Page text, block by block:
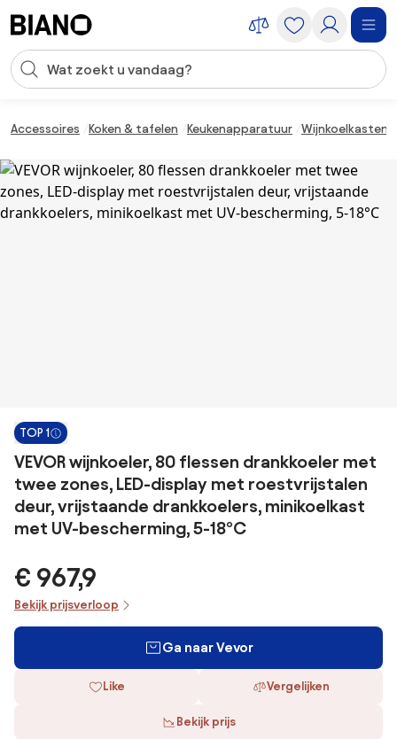
Zoekopdracht invoeren
Accessoires Koken & tafelen Keukenapparatuur Wijnkoelkasten
TOP 1
VEVOR wijnkoeler, 80 flessen drankkoeler met
twee zones, LED-display met roestvrijstalen
deur, vrijstaande drankkoelers, minikoelkast
met UV-bescherming, 5-18°C
€ 967,9
Bekijk prijsverloop
Ga naar Vevor
Like Vergelijken
Bekijk prijs